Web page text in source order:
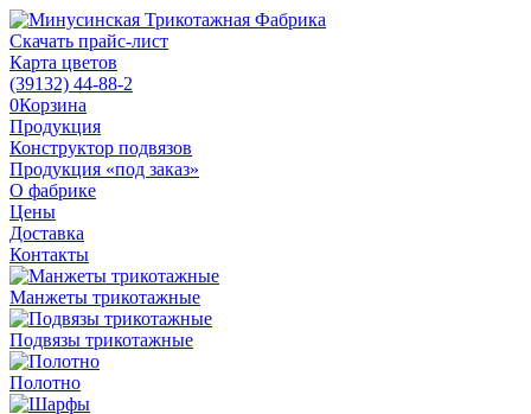
Скачать прайс-лист
Карта цветов
(39132) 44-88-2
0Корзина
Продукция
Конструктор подвязов
Продукция «под заказ»
О фабрике
Цены
Доставка
Контакты
Манжеты трикотажные
Подвязы трикотажные
Полотно